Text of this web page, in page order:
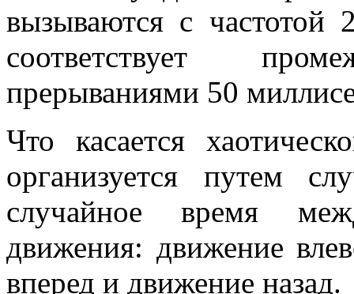
вызываются с
соответствует
прерываниями 50
Что касается
организуется путем
случайное время
движения: движение
вперед и движение назад.